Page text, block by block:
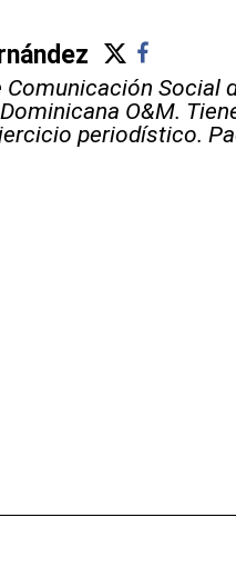
Comunicación Social
O&M.
periodístico.